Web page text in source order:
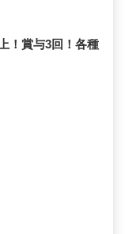
！賞与3回！各種